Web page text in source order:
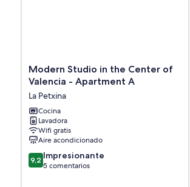
Modern
Studio
the
Center
of
Valencia
-
Apartment
A
Modern Studio in the Center of
Valencia - Apartment A
La Petxina
Cocina
Lavadora
Wifi gratis
Aire acondicionado
9.2
sobre
9,2 Impresionante
5 comentarios